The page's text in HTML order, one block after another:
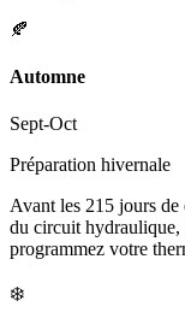
🍂
Automne
Sept-Oct
Préparation hivernale
Avant les 215 jours
du circuit hydraulique,
programmez votre
❄️